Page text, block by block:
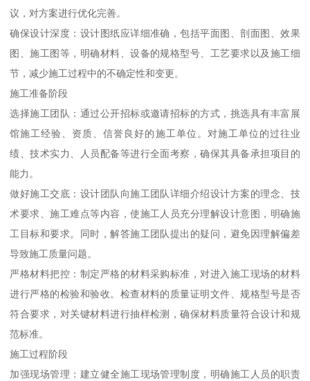
议，对方案进行优化完善。
确保设计深度：设计图纸应详细准确，包括平面图、剖面图、效果
图、施工图等，明确材料、设备的规格型号、工艺要求以及施工细
节，减少施工过程中的不确定性和变更。
施工准备阶段
选择施工团队：通过公开招标或邀请招标的方式，挑选具有丰富展
馆施工经验、资质、信誉良好的施工单位。对施工单位的过往业
绩、技术实力、人员配备等进行全面考察，确保其具备承担项目的
能力。
做好施工交底：设计团队向施工团队详细介绍设计方案的理念、技
术要求、施工难点等内容，使施工人员充分理解设计意图，明确施
工目标和要求。同时，解答施工团队提出的疑问，避免因理解偏差
导致施工质量问题。
严格材料把控：制定严格的材料采购标准，对进入施工现场的材料
进行严格的检验和验收。检查材料的质量证明文件、规格型号是否
符合要求，对关键材料进行抽样检测，确保材料质量符合设计和规
范标准。
施工过程阶段
加强现场管理：建立健全施工现场管理制度，明确施工人员的职责